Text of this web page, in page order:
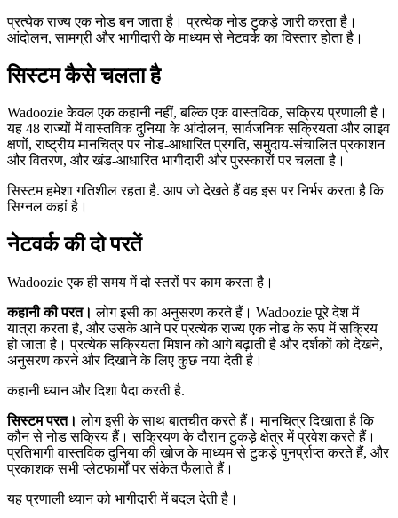
प्रत्येक राज्य एक नोड बन जाता है। प्रत्येक नोड टुकड़े जारी करता है।
आंदोलन, सामग्री और भागीदारी के माध्यम से नेटवर्क का विस्तार होता है।
सिस्टम कैसे चलता है
Wadoozie केवल एक कहानी नहीं, बल्कि एक वास्तविक, सक्रिय प्रणाली है।
यह 48 राज्यों में वास्तविक दुनिया के आंदोलन, सार्वजनिक सक्रियता और लाइव
क्षणों, राष्ट्रीय मानचित्र पर नोड-आधारित प्रगति, समुदाय-संचालित प्रकाशन
और वितरण, और खंड-आधारित भागीदारी और पुरस्कारों पर चलता है।
सिस्टम हमेशा गतिशील रहता है. आप जो देखते हैं वह इस पर निर्भर करता है कि
सिग्नल कहां है।
नेटवर्क की दो परतें
Wadoozie एक ही समय में दो स्तरों पर काम करता है।
कहानी की परत। लोग इसी का अनुसरण करते हैं। Wadoozie पूरे देश में
यात्रा करता है, और उसके आने पर प्रत्येक राज्य एक नोड के रूप में सक्रिय
हो जाता है। प्रत्येक सक्रियता मिशन को आगे बढ़ाती है और दर्शकों को देखने,
अनुसरण करने और दिखाने के लिए कुछ नया देती है।
कहानी ध्यान और दिशा पैदा करती है.
सिस्टम परत। लोग इसी के साथ बातचीत करते हैं। मानचित्र दिखाता है कि
कौन से नोड सक्रिय हैं। सक्रियण के दौरान टुकड़े क्षेत्र में प्रवेश करते हैं।
प्रतिभागी वास्तविक दुनिया की खोज के माध्यम से टुकड़े पुनर्प्राप्त करते हैं, और
प्रकाशक सभी प्लेटफार्मों पर संकेत फैलाते हैं।
यह प्रणाली ध्यान को भागीदारी में बदल देती है।